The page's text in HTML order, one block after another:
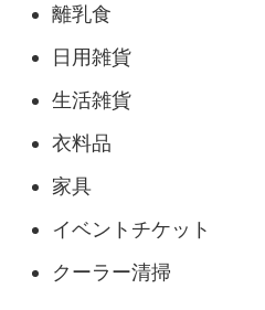
離乳食
日用雑貨
生活雑貨
衣料品
家具
イベントチケット
クーラー清掃